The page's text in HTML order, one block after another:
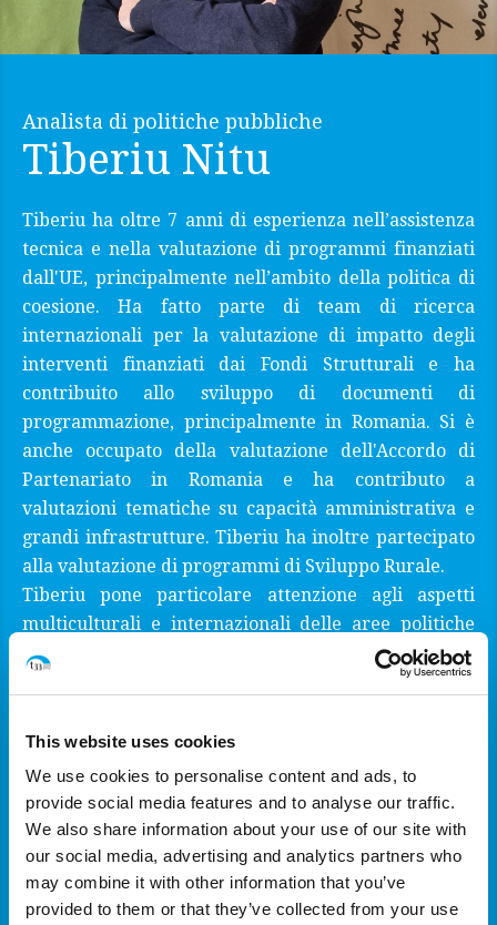
This website uses cookies
We use cookies to personalise content and ads, to
provide social media features and to analyse our traffic.
We also share information about your use of our site with
our social media, advertising and analytics partners who
may combine it with other information that you’ve
provided to them or that they’ve collected from your use
Analista di politiche pubbliche
Tiberiu Nitu
Tiberiu ha oltre 7 anni di esperienza nell’assistenza
tecnica e nella valutazione di programmi finanziati
dall'UE, principalmente nell’ambito della politica di
coesione. Ha fatto parte di team di ricerca
internazionali per la valutazione di impatto degli
interventi finanziati dai Fondi Strutturali e ha
contribuito allo sviluppo di documenti di
programmazione, principalmente in Romania. Si è
anche occupato della valutazione dell'Accordo di
Partenariato in Romania e ha contributo a
valutazioni tematiche su capacità amministrativa e
grandi infrastrutture. Tiberiu ha inoltre partecipato
alla valutazione di programmi di Sviluppo Rurale.
Tiberiu pone particolare attenzione agli aspetti
multiculturali e internazionali delle aree politiche
oggetto di valutazione. Ha contribuito alla
valutazione di diversi programmi Interreg e
Romania-Ungheria, Romania-Bulgaria, Romania-
Serbia, Romania-Ucraina e Italia-Croazia.
Analista di politiche pubbliche con un contratto a
tempo determinato con t33
Formazione: Laurea triennale in Amministrazione
Aziendale, Hague University of Applied Sciences
(Paesi Bassi); Laurea magistrale nel campo della